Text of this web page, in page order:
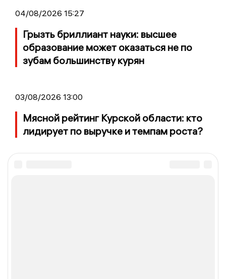
04/08/2026 15:27
Грызть бриллиант науки: высшее
образование может оказаться не по
зубам большинству курян
03/08/2026 13:00
Мясной рейтинг Курской области: кто
лидирует по выручке и темпам роста?